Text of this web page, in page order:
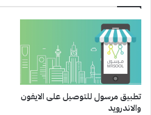
تطبيق مرسول للتوصيل على الايفون
والاندرويد